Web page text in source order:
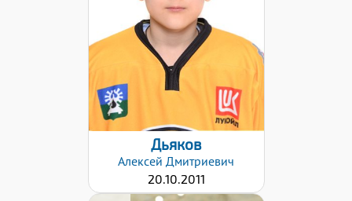
Левый
Дата заявки:
12.12.2024
Дьяков
Алексей Дмитриевич
20.10.2011